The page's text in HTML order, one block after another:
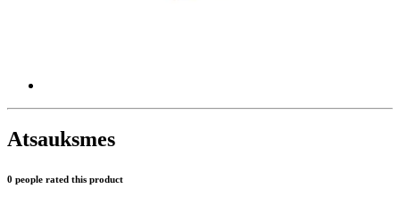
Atsauksmes
0 people rated this product